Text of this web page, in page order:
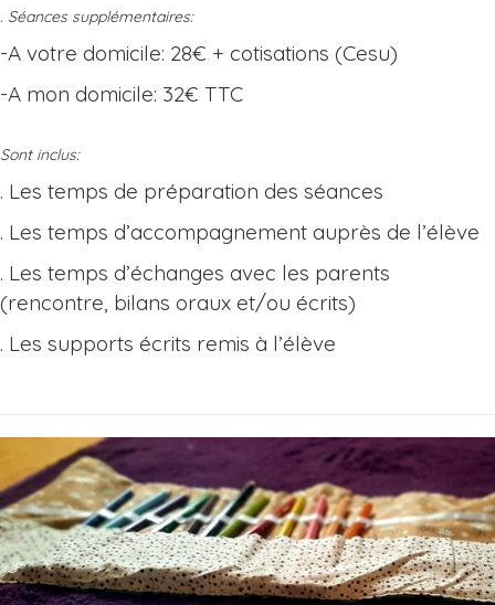
. Séances supplémentaires:
-A votre domicile: 28€ + cotisations (Cesu)
-A mon domicile: 32€ TTC
Sont inclus:
. Les temps de préparation des séances
. Les temps d’accompagnement auprès de l’élève
. Les temps d’échanges avec les parents
(rencontre, bilans oraux et/ou écrits)
. Les supports écrits remis à l’élève